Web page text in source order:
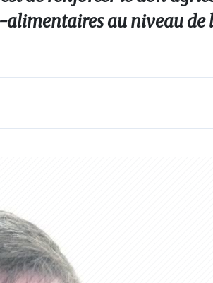
alimentaires au niveau de